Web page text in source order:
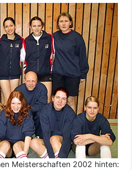
Meisterschaften 2002 hinten: